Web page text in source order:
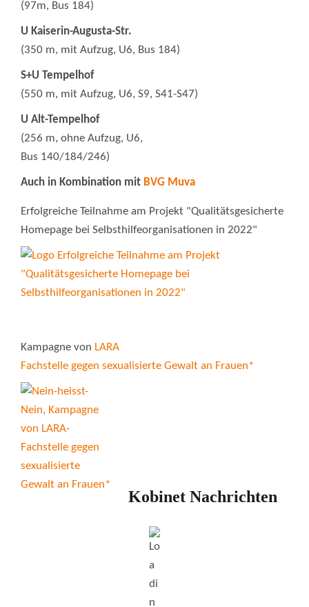
(97m, Bus 184)
U Kaiserin-Augusta-Str.
(350 m, mit Aufzug, U6, Bus 184)
S+U Tempelhof
(550 m, mit Aufzug, U6, S9, S41-S47)
U Alt-Tempelhof
(256 m, ohne Aufzug, U6,
Bus 140/184/246)
Auch in Kombination mit BVG Muva
Erfolgreiche Teilnahme am Projekt "Qualitätsgesicherte
Homepage bei Selbsthilfeorganisationen in 2022"
Kampagne von LARA
Fachstelle gegen sexualisierte Gewalt an Frauen*
Kobinet Nachrichten